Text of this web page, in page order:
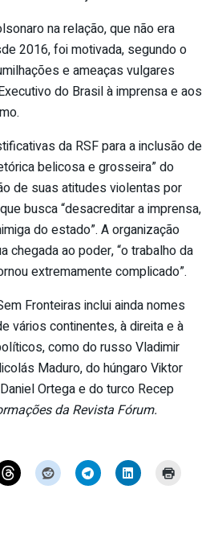
na relação, que não era
2016, foi motivada, segundo o
e ameaças vulgares
do Brasil à imprensa e aos
da RSF para a inclusão de
belicosa e grosseira” do
de suas atitudes violentas por
busca “desacreditar a imprensa,
do estado”. A organização
chegada ao poder, “o trabalho da
extremamente complicado”.
Fronteiras inclui ainda nomes
vários continentes, à direita e à
como do russo Vladimir
Maduro, do húngaro Viktor
Ortega e do turco Recep
da Revista Fórum.